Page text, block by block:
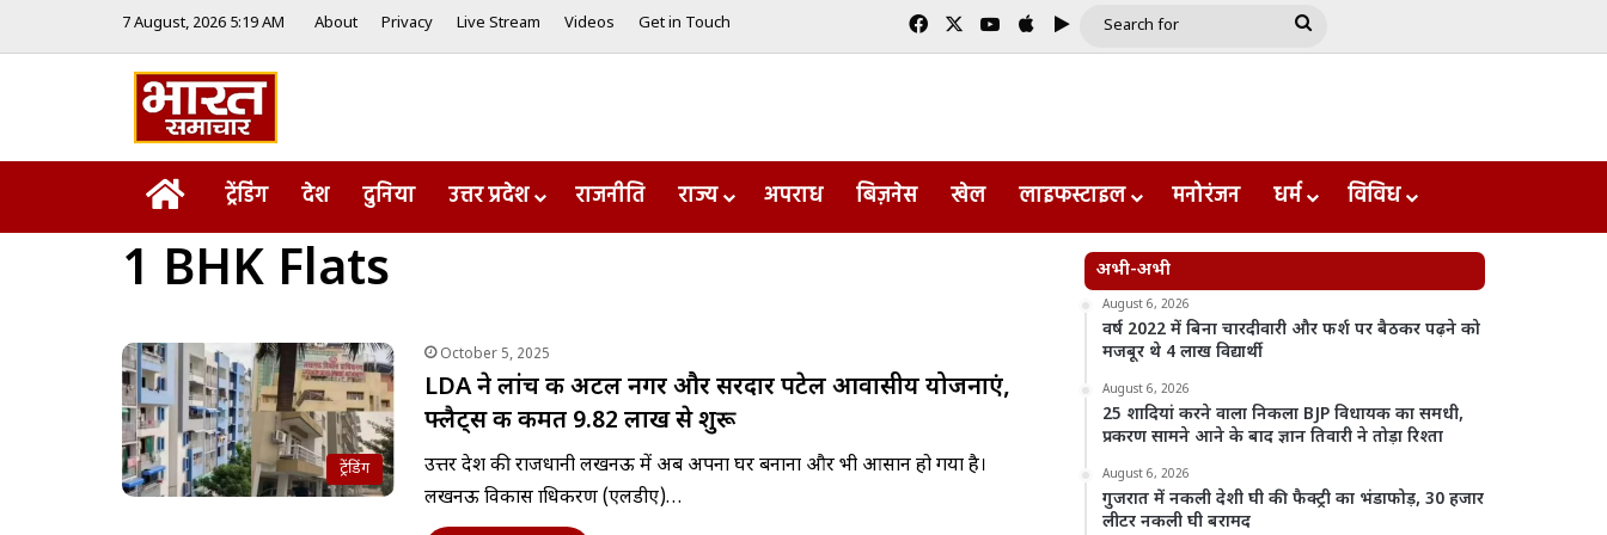
7 August, 2026 5:19 AM About Privacy Live Stream Videos Get in Touch FacebookYouTube
AppleGoogle Play
Search
Homeट्रेंडिंग देश दुनिया उत्तर प्रदेश राजनीति राज्य अपराध बिज़नेस खेल लाइफस्टाइल मनोरंजन धर्म विविध
1 BHK Flats
ट्रेंडिंग
October 5, 2025
LDA ने लांच की अटल नगर और सरदार पटेल आवासीय योजनाएं,
फ्लैट्स की कीमत 9.82 लाख से शुरू
उत्तर प्रदेश की राजधानी लखनऊ में अब अपना घर बनाना और भी आसान हो गया है।
लखनऊ विकास प्राधिकरण (एलडीए)…
अभी-अभी
August 6, 2026
वर्ष 2022 में बिना चारदीवारी और फर्श पर बैठकर पढ़ने को
मजबूर थे 4 लाख विद्यार्थी
August 6, 2026
25 शादियां करने वाला निकला BJP विधायक का समधी,
प्रकरण सामने आने के बाद ज्ञान तिवारी ने तोड़ा रिश्ता
August 6, 2026
गुजरात में नकली देशी घी की फैक्ट्री का भंडाफोड़, 30 हजार
लीटर नकली घी बरामद